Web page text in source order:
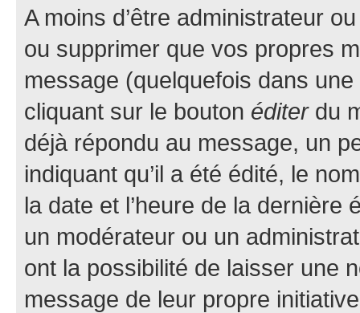
A moins d’être administrateur
ou supprimer que vos propres
message (quelquefois dans
cliquant sur le bouton éditerdu
déjà répondu au message, un
indiquant qu’il a été édité, le
la date et l’heure de la dernière
un modérateur ou un
ont la possibilité de laisser une
message de leur propre